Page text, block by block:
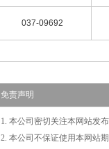
037-09692
免责声明
1. 本公司密切关注本网站发
2. 本公司不保证使用本网站